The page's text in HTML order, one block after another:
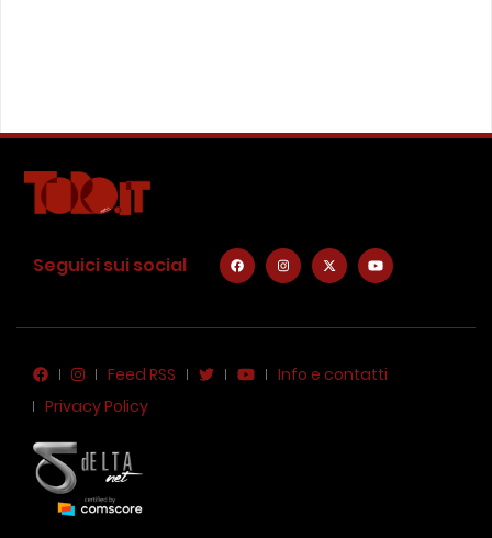
Seguici sui social
Feed RSS
Info e contatti
Privacy Policy